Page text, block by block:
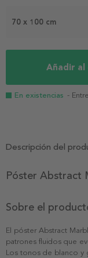
70 x 100 cm
Añadir
En existencias -
Descripción del
Póster Abstract
Sobre el
El póster Abstract
patrones fluidos que
Los tonos de blanco y